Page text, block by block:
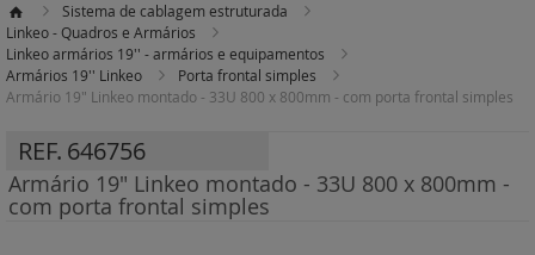
Sistema de cablagem estruturada
Linkeo - Quadros e Armários
Linkeo armários 19'' - armários e equipamentos
Armários 19'' Linkeo
Porta frontal simples
Armário 19" Linkeo montado - 33U 800 x 800mm - com porta frontal simples
REF. 646756
Armário 19" Linkeo montado - 33U 800 x 800mm -
com porta frontal simples